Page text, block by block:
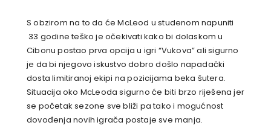
S obzirom na to da će McLeod u studenom napuniti
33 godine teško je očekivati kako bi dolaskom u
Cibonu postao prva opcija u igri “Vukova” ali sigurno
je da bi njegovo iskustvo dobro došlo napadački
dosta limitiranoj ekipi na pozicijama beka šutera.
Situacija oko McLeoda sigurno će biti brzo riješena jer
se početak sezone sve bliži pa tako i mogućnost
dovođenja novih igrača postaje sve manja.